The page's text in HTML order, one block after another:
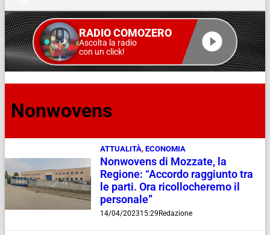
RADIO COMOZERO
Ascolta la radio
con un click!
Nonwovens
ATTUALITÀ, ECONOMIA
Nonwovens di Mozzate, la
Regione: “Accordo raggiunto tra
le parti. Ora ricollocheremo il
personale”
14/04/202315:29Redazione